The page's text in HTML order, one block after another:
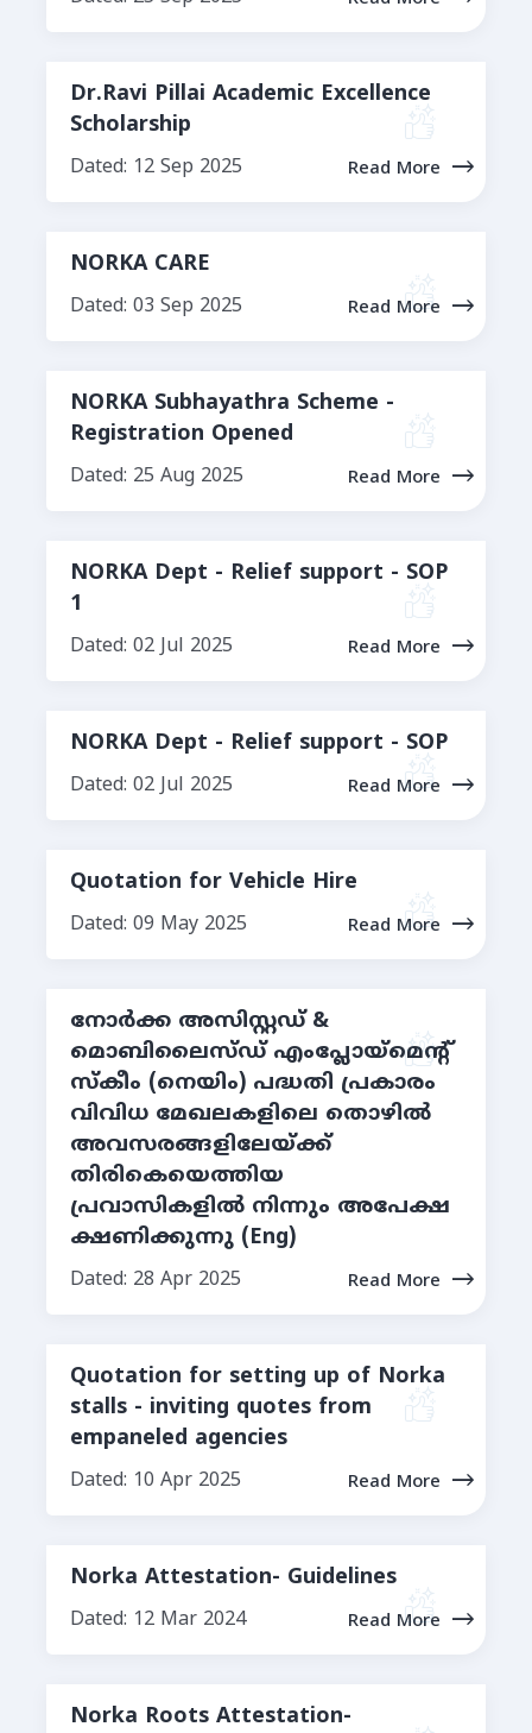
Dr.Ravi Pillai Academic Excellence
Scholarship
Dated: 12 Sep 2025 Read More
NORKA CARE
Dated: 03 Sep 2025 Read More
NORKA Subhayathra Scheme -
Registration Opened
Dated: 25 Aug 2025 Read More
NORKA Dept - Relief support - SOP
1
Dated: 02 Jul 2025 Read More
NORKA Dept - Relief support - SOP
Dated: 02 Jul 2025 Read More
Quotation for Vehicle Hire
Dated: 09 May 2025 Read More
നോർക്ക അസിസ്റ്റഡ് &
മൊബിലൈസ്ഡ് എംപ്ലോയ്‌മെന്റ്
സ്കീം (നെയിം) പദ്ധതി പ്രകാരം
വിവിധ മേഖലകളിലെ തൊഴിൽ
അവസരങ്ങളിലേയ്ക്ക്
തിരികെയെത്തിയ
പ്രവാസികളിൽ നിന്നും അപേക്ഷ
ക്ഷണിക്കുന്നു (Eng)
Dated: 28 Apr 2025 Read More
Quotation for setting up of Norka
stalls - inviting quotes from
empaneled agencies
Dated: 10 Apr 2025 Read More
Norka Attestation- Guidelines
Dated: 12 Mar 2024 Read More
Norka Roots Attestation-